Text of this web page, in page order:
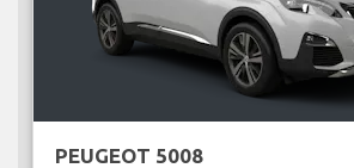
PEUGEOT 5008